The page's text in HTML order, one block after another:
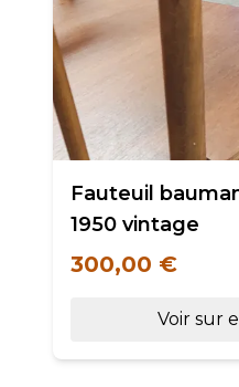
Fauteuil
1950 vintage
300,00 €
Voir sur